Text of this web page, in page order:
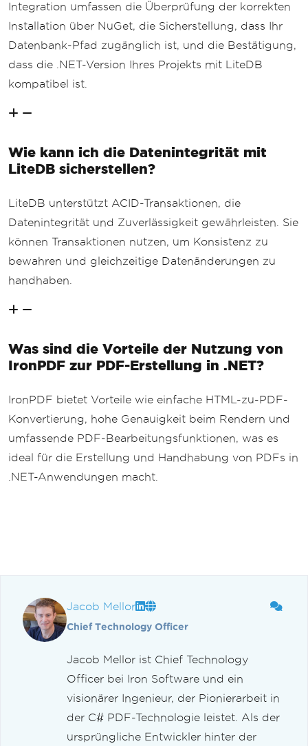
Integration umfassen die Überprüfung der korrekten
Installation über NuGet, die Sicherstellung, dass Ihr
Datenbank-Pfad zugänglich ist, und die Bestätigung,
dass die .NET-Version Ihres Projekts mit LiteDB
kompatibel ist.
Wie kann ich die Datenintegrität mit
LiteDB sicherstellen?
LiteDB unterstützt ACID-Transaktionen, die
Datenintegrität und Zuverlässigkeit gewährleisten. Sie
können Transaktionen nutzen, um Konsistenz zu
bewahren und gleichzeitige Datenänderungen zu
handhaben.
Was sind die Vorteile der Nutzung von
IronPDF zur PDF-Erstellung in .NET?
IronPDF bietet Vorteile wie einfache HTML-zu-PDF-
Konvertierung, hohe Genauigkeit beim Rendern und
umfassende PDF-Bearbeitungsfunktionen, was es
ideal für die Erstellung und Handhabung von PDFs in
.NET-Anwendungen macht.
Jacob Mellor
Chief Technology Officer
Jacob Mellor ist Chief Technology
Officer bei Iron Software und ein
visionärer Ingenieur, der Pionierarbeit in
der C# PDF-Technologie leistet. Als der
ursprüngliche Entwickler hinter der